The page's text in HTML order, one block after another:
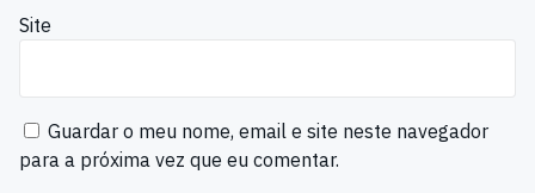
Site
Guardar o meu nome, email e site neste navegador
para a próxima vez que eu comentar.